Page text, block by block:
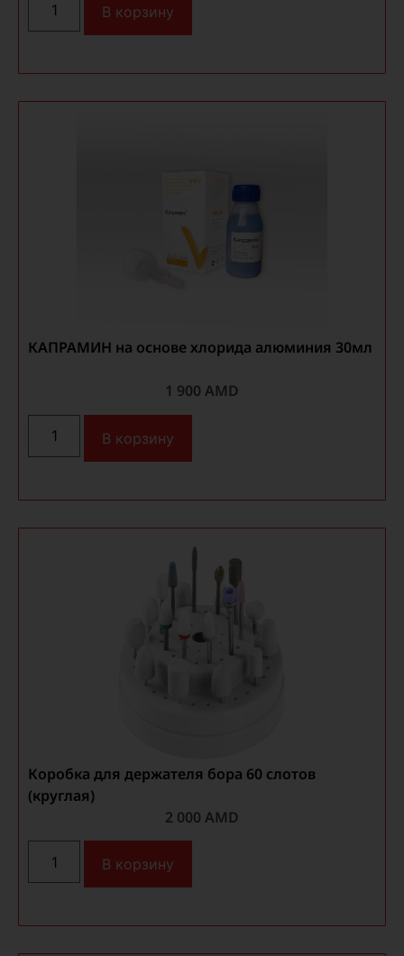
В корзину
КАПРАМИН на основе хлорида алюминия 30мл
1 900 AMD
В корзину
Коробка для держателя бора 60 слотов
(круглая)
2 000 AMD
В корзину